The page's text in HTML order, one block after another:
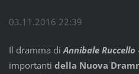
03.11.2016 22:39
Il dramma diAnnibale Ruccello
importanti della Nuova